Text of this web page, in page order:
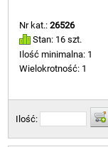
Nr kat.:26526
Stan: 16 szt.
Ilość minimalna: 1
Wielokrotność: 1
Ilość: